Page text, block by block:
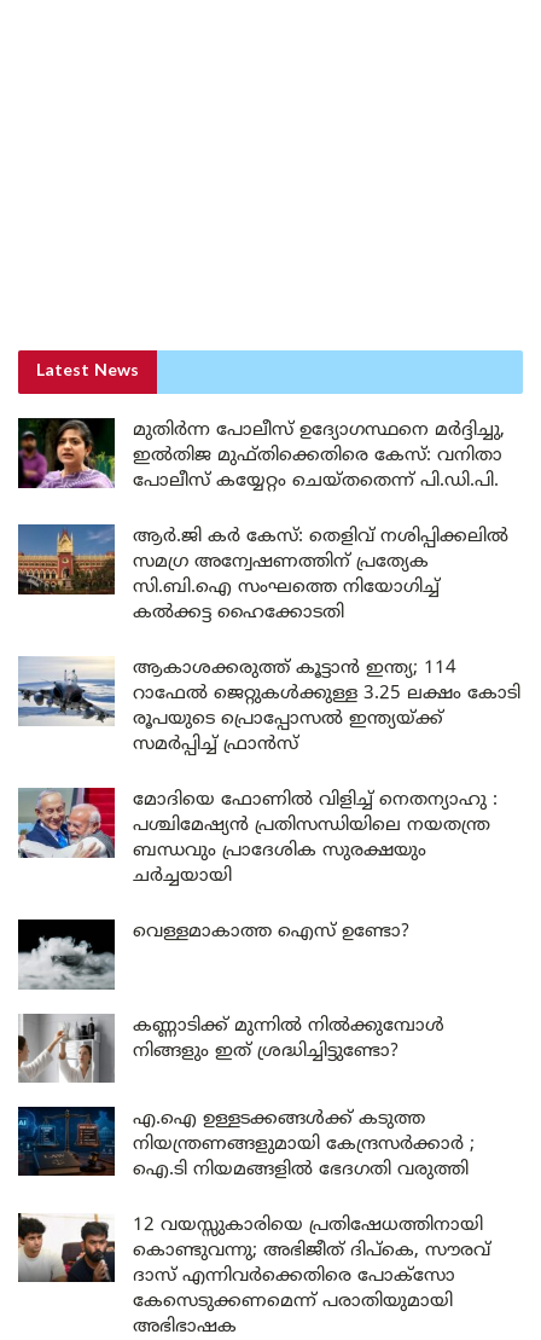
Latest News
മുതിർന്ന പോലീസ് ഉദ്യോഗസ്ഥനെ മർദ്ദിച്ചു,
ഇൽതിജ മുഫ്തിക്കെതിരെ കേസ്: വനിതാ
പോലീസ് കയ്യേറ്റം ചെയ്തതെന്ന് പി.ഡി.പി.
ആർ.ജി കർ കേസ്: തെളിവ് നശിപ്പിക്കലിൽ
സമഗ്ര അന്വേഷണത്തിന് പ്രത്യേക
സി.ബി.ഐ സംഘത്തെ നിയോഗിച്ച്
കൽക്കട്ട ഹൈക്കോടതി
ആകാശക്കരുത്ത് കൂട്ടാൻ ഇന്ത്യ; 114
റാഫേൽ ജെറ്റുകൾക്കുള്ള 3.25 ലക്ഷം കോടി
രൂപയുടെ പ്രൊപ്പോസൽ ഇന്ത്യയ്ക്ക്
സമർപ്പിച്ച് ഫ്രാൻസ്
മോദിയെ ഫോണിൽ വിളിച്ച് നെതന്യാഹു :
പശ്ചിമേഷ്യൻ പ്രതിസന്ധിയിലെ നയതന്ത്ര
ബന്ധവും പ്രാദേശിക സുരക്ഷയും
ചർച്ചയായി
വെള്ളമാകാത്ത ഐസ് ഉണ്ടോ?
കണ്ണാടിക്ക് മുന്നിൽ നിൽക്കുമ്പോൾ
നിങ്ങളും ഇത് ശ്രദ്ധിച്ചിട്ടുണ്ടോ?
എ.ഐ ഉള്ളടക്കങ്ങൾക്ക് കടുത്ത
നിയന്ത്രണങ്ങളുമായി കേന്ദ്രസർക്കാർ ;
ഐ.ടി നിയമങ്ങളിൽ ഭേദഗതി വരുത്തി
12 വയസ്സുകാരിയെ പ്രതിഷേധത്തിനായി
കൊണ്ടുവന്നു; അഭിജീത് ദിപ്കെ, സൗരവ്
ദാസ് എന്നിവർക്കെതിരെ പോക്സോ
കേസെടുക്കണമെന്ന് പരാതിയുമായി
അഭിഭാഷക